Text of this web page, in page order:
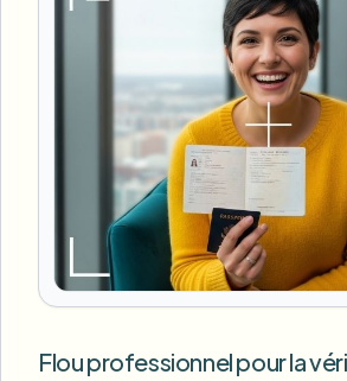
Flou professionnel pour la